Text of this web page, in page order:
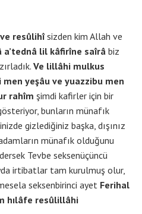
resûlihîsizden kim Allah ve
a’tednâ lil kâfirîne saîrâ biz
Ve lillâhi mulkus
yeşâu ve yuazzibu men
rahîm şimdi kafirler için bir
bunların münafık
gizlediğiniz başka, dışınız
münafık olduğunu
Tevbe seksenüçüncü
irtibatlar tam kurulmuş olur,
seksenbirinci ayet Ferihal
hılâfe resûlillâhi